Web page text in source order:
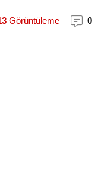
Görüntüleme 0